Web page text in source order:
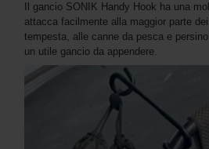
Il gancio SONIK Handy Hook ha una
attacca facilmente alla maggior parte
tempesta, alle canne da pesca e
un utile gancio da appendere.